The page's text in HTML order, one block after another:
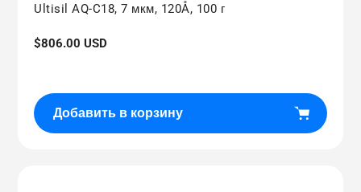
Ultisil AQ-C18, 7 мкм, 120Å, 100 г
Обычная
$806.00 USD
Добавить в корзину